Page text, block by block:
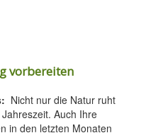
vorbereiten
Nicht nur die Natur ruht
Auch Ihre
in den letzten Monaten